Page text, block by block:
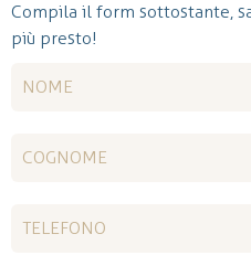
Compila il form sottostante,
più presto!